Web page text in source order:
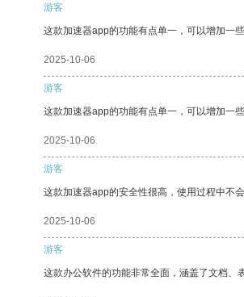
游客
这款加速器app的功能有点单一，可以增加一
2025-10-06
游客
这款加速器app的功能有点单一，可以增加一
2025-10-06
游客
这款加速器app的安全性很高，使用过程中不
2025-10-06
游客
这款办公软件的功能非常全面，涵盖了文档、